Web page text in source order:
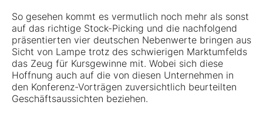
So gesehen kommt es vermutlich noch mehr als sonst
auf das richtige Stock-Picking und die nachfolgend
präsentierten vier deutschen Nebenwerte bringen aus
Sicht von Lampe trotz des schwierigen Marktumfelds
das Zeug für Kursgewinne mit. Wobei sich diese
Hoffnung auch auf die von diesen Unternehmen in
den Konferenz-Vorträgen zuversichtlich beurteilten
Geschäftsaussichten beziehen.